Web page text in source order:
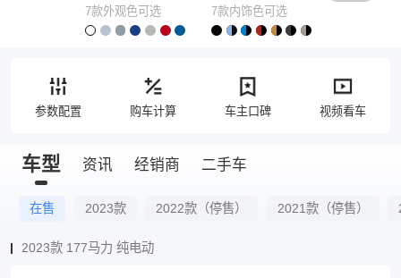
7款外观色可选 7款内饰色可选
参数配置 购车计算 车主口碑 视频看车
车型 资讯 经销商 二手车
在售 2023款 2022款（停售） 2021款（停售）
2023款 177马力 纯电动